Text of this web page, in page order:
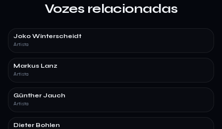
Vozes relacionadas
Joko Winterscheidt
Artista
Markus Lanz
Artista
Günther Jauch
Artista
Dieter Bohlen